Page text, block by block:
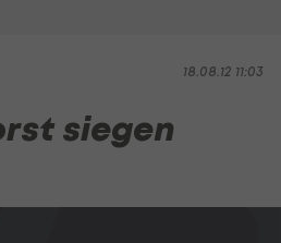
18.08.12 11:03
siegen